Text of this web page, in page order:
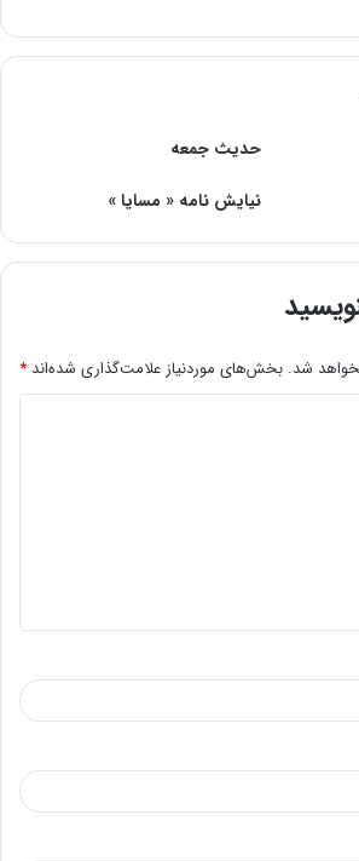
حدیث جمعه
نیایش نامه « مسایا »
شد. بخش‌های موردنیاز علامت‌گذاری شده‌اند *